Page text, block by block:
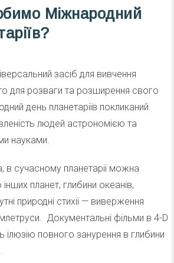
Міжнародний
засіб для вивчення
для розваги та розширення свого
день планетаріїв покликаний
людей астрономією та
науками.
в сучасному планетарії можна
планет, глибини океанів,
природні стихії — виверження
Документальні фільми в 4-D
повного занурення в глибини